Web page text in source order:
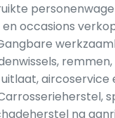
occasions
airco­service
na